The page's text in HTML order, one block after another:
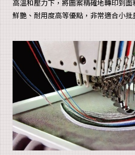
高溫和壓力下，將圖案精確地轉印到
鮮艷、耐用度高等優點，非常適合小批